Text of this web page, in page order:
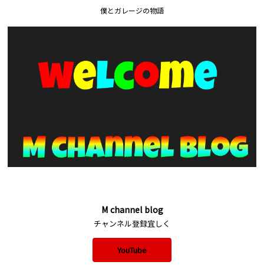
僕とガレージの物語
M channel blog
チャンネル登録宜しく
YouTube